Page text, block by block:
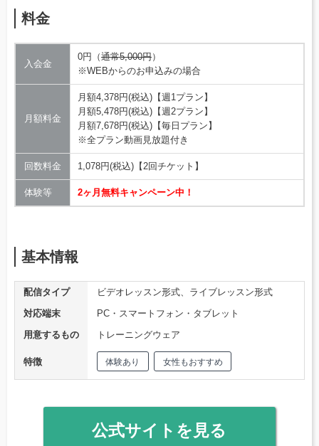
料金
入会金
0円（通常5,000円）
※WEBからのお申込みの場合
月額料金
月額4,378円(税込)【週1プラン】
月額5,478円(税込)【週2プラン】
月額7,678円(税込)【毎日プラン】
※全プラン動画見放題付き
回数料金 1,078円(税込)【2回チケット】
体験等 2ヶ月無料キャンペーン中！
基本情報
配信タイプ
ビデオレッスン形式、ライブレッスン形式
対応端末
PC・スマートフォン・タブレット
用意するもの
トレーニングウェア
特徴 体験あり 女性もおすすめ
公式サイトを見る